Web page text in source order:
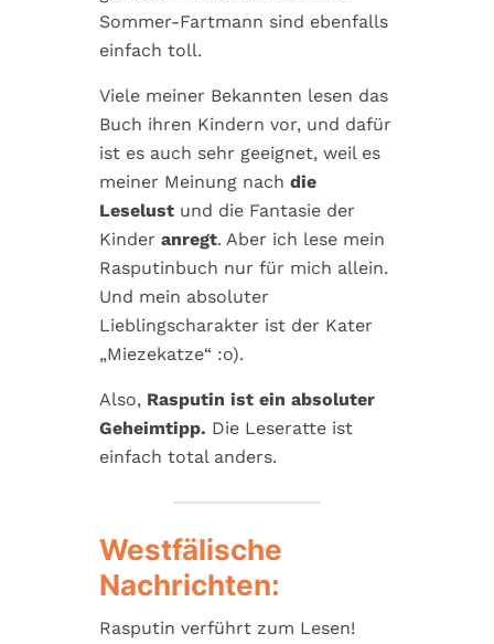
Sommer-Fartmann sind ebenfalls
einfach toll.
Viele meiner Bekannten lesen das
Buch ihren Kindern vor, und dafür
ist es auch sehr geeignet, weil es
meiner Meinung nach die
Leselust und die Fantasie der
Kinder anregt. Aber ich lese mein
Rasputinbuch nur für mich allein.
Und mein absoluter
Lieblingscharakter ist der Kater
„Miezekatze“ :o).
Also, Rasputin ist ein absoluter
Geheimtipp. Die Leseratte ist
einfach total anders.
Westfälische
Nachrichten:
Rasputin verführt zum Lesen!